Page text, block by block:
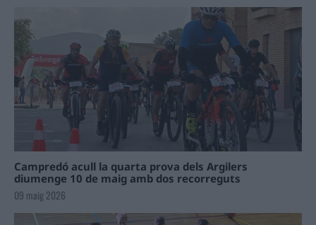
Campredó acull la quarta prova dels Argilers
diumenge 10 de maig amb dos recorreguts
09 maig 2026